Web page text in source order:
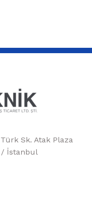
Sk. Atak Plaza
/ İstanbul